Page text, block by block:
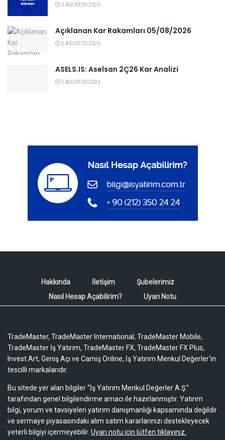
3 AĞUSTOS 2026
Açıklanan Kar Rakamları 05/08/2026
5 AĞUSTOS 2026
ASELS.IS: Aselsan 2Ç26 Kar Analizi
5 AĞUSTOS 2026
Hakkında İletişim
Şubelerimiz
Nasıl Hesap Açabilirim?
Uyarı Notu
TradeMaster, TradeMaster International, TradeMaster Mobile,
TradeMaster İş Yatırım, TradeMaster FX, TradeMaster FX Plus,
Invest Art, Geniş Açı ve Camiş Online, İş Yatırım Menkul Değerler'in
tescilli markalarıdır.
Bu sitede yer alan bilgiler “İş Yatırım Menkul Değerler A.Ş.”
tarafından genel bilgilendirme amacı ile hazırlanmıştır. Yatırım
bilgi, yorum ve tavsiyeleri yatırım danışmanlığı kapsamında değildir
ve sermaye piyasasındaki alım satım kararlarınızı destekleyecek
yeterli bilgiyi içermeyebilir. Uyarı notu için lütfen tıklayınız.